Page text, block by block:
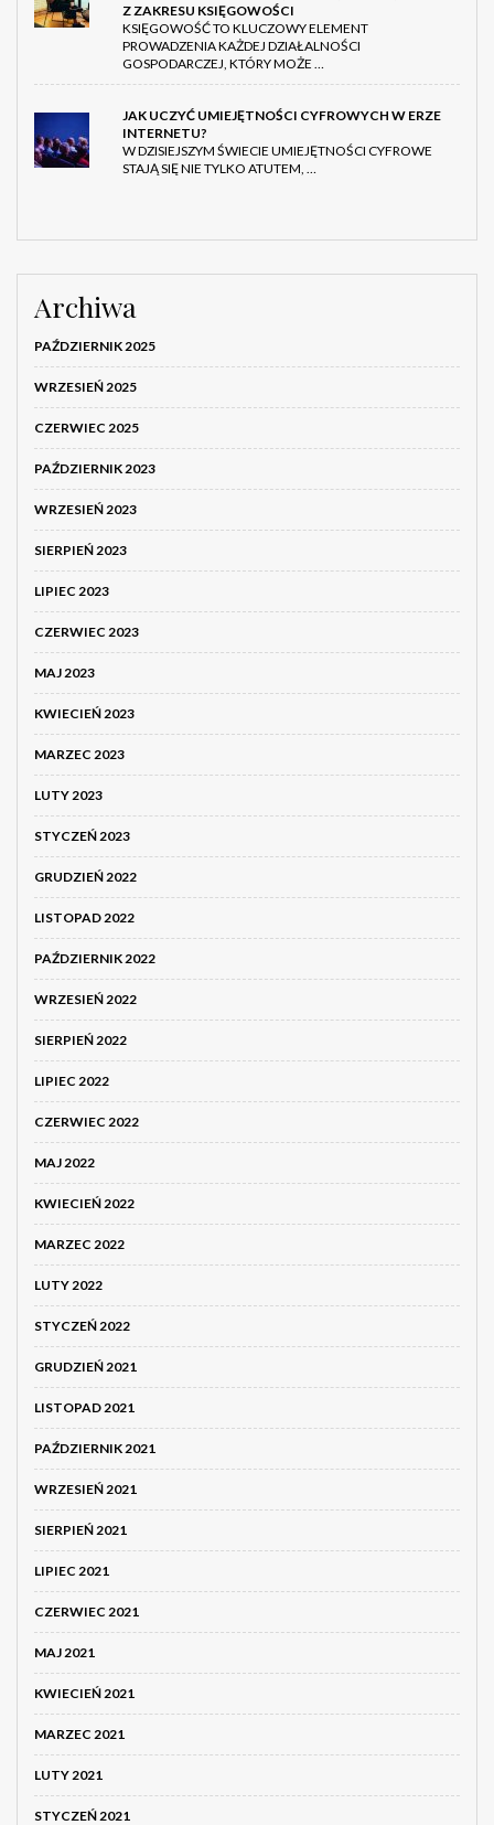
Z ZAKRESU KSIĘGOWOŚCI
KSIĘGOWOŚĆ TO KLUCZOWY ELEMENT
PROWADZENIA KAŻDEJ DZIAŁALNOŚCI
GOSPODARCZEJ, KTÓRY MOŻE …
JAK UCZYĆ UMIEJĘTNOŚCI CYFROWYCH W ERZE
INTERNETU?
W DZISIEJSZYM ŚWIECIE UMIEJĘTNOŚCI CYFROWE
STAJĄ SIĘ NIE TYLKO ATUTEM, …
Archiwa
PAŹDZIERNIK 2025
WRZESIEŃ 2025
CZERWIEC 2025
PAŹDZIERNIK 2023
WRZESIEŃ 2023
SIERPIEŃ 2023
LIPIEC 2023
CZERWIEC 2023
MAJ 2023
KWIECIEŃ 2023
MARZEC 2023
LUTY 2023
STYCZEŃ 2023
GRUDZIEŃ 2022
LISTOPAD 2022
PAŹDZIERNIK 2022
WRZESIEŃ 2022
SIERPIEŃ 2022
LIPIEC 2022
CZERWIEC 2022
MAJ 2022
KWIECIEŃ 2022
MARZEC 2022
LUTY 2022
STYCZEŃ 2022
GRUDZIEŃ 2021
LISTOPAD 2021
PAŹDZIERNIK 2021
WRZESIEŃ 2021
SIERPIEŃ 2021
LIPIEC 2021
CZERWIEC 2021
MAJ 2021
KWIECIEŃ 2021
MARZEC 2021
LUTY 2021
STYCZEŃ 2021